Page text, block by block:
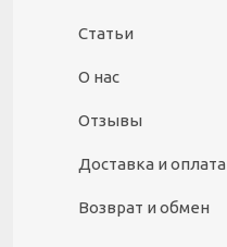
Статьи
О нас
Отзывы
Доставка и оплата
Возврат и обмен